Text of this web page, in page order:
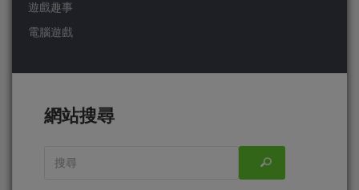
遊戲趣事
電腦遊戲
網站搜尋